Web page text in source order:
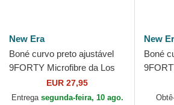
New Era
Boné curvo preto ajustável
9FORTY Microfibre da Los
Angeles Lakers NBA da New
Era
EUR 27,95
Entrega segunda-feira, 10 ago.
New
Boné
Era